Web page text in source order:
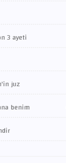
3 ayeti
juz
benim